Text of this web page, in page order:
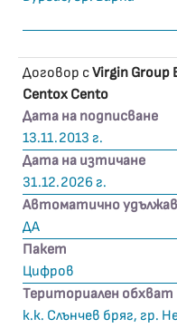
Договор сVirgin Group
Centox Cento
Дата на подписване
13.11.2013 г.
Дата на изтичане
31.12.2026 г.
Автоматично
ДА
Пакет
Цифров
Териториален обхват
к.к. Слънчев бряг, гр.